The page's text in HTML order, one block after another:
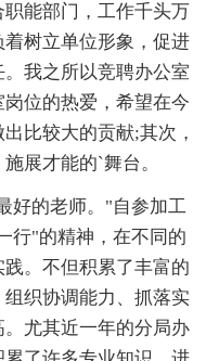
能部门，工作千头万
树立单位形象，促进
我之所以竞聘办公室
位的热爱，希望在今
比较大的贡献;其次，
展才能的`舞台。
好的老师。"自参加工
行"的精神，在不同的
。不但积累了丰富的
织协调能力、抓落实
尤其近一年的分局办